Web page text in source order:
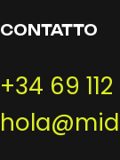
CONTATTO
+34 69